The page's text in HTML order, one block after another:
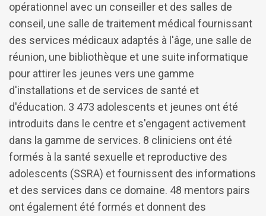
opérationnel avec un conseiller et des salles de
conseil, une salle de traitement médical fournissant
des services médicaux adaptés à l'âge, une salle de
réunion, une bibliothèque et une suite informatique
pour attirer les jeunes vers une gamme
d'installations et de services de santé et
d'éducation. 3 473 adolescents et jeunes ont été
introduits dans le centre et s'engagent activement
dans la gamme de services. 8 cliniciens ont été
formés à la santé sexuelle et reproductive des
adolescents (SSRA) et fournissent des informations
et des services dans ce domaine. 48 mentors pairs
ont également été formés et donnent des